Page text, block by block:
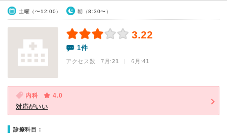
土曜（〜12:00） 朝（8:30〜）
3.22
1件
アクセス数 7月:21 | 6月:41
内科
4.0
対応がいい
診療科目：